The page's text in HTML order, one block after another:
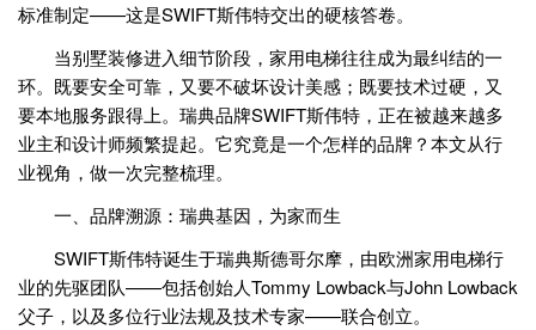
标准制定——这是SWIFT斯伟特交出的硬核答卷。
当别墅装修进入细节阶段，家用电梯往往成为最纠结的一
环。既要安全可靠，又要不破坏设计美感；既要技术过硬，又
要本地服务跟得上。瑞典品牌SWIFT斯伟特，正在被越来越多
业主和设计师频繁提起。它究竟是一个怎样的品牌？本文从行
业视角，做一次完整梳理。
一、品牌溯源：瑞典基因，为家而生
SWIFT斯伟特诞生于瑞典斯德哥尔摩，由欧洲家用电梯行
业的先驱团队——包括创始人Tommy Lowback与John Lowback
父子，以及多位行业法规及技术专家——联合创立。